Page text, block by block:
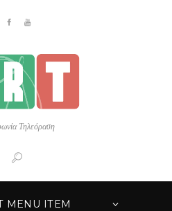
Τηλεόραση
MENU ITEM